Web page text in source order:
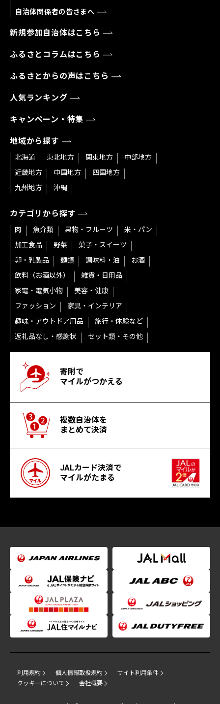
自治体関係者の皆さまへ
新規参加自治体はこちら
ふるさとコラムはこちら
ふるさとからの声はこちら
人気ランキング
キャンペーン・特集
地域から探す
北海道 東北地方 関東地方
中部地方
近畿地方
中国地方
四国地方
九州地方
沖縄
カテゴリから探す
肉 魚介類 果物・フルーツ
米・パン
加工食品
野菜
菓子・スイーツ
卵・乳製品
麺類 調味料・油
お酒
飲料（お酒以外）
雑貨・日用品
家電・電気小物
美容・健康
ファッション
家具・インテリア
趣味・アウトドア用品
旅行・体験など
返礼品なし・感謝状
セット類・その他
寄附で
マイルがつかえる
複数自治体を
まとめて決済
JALカード決済で
マイルがたまる
利用規約 個人情報取扱規約
サイト利用条件
クッキーについて
会社概要